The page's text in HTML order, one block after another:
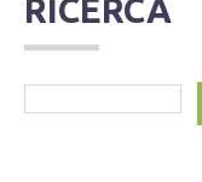
RICERCA